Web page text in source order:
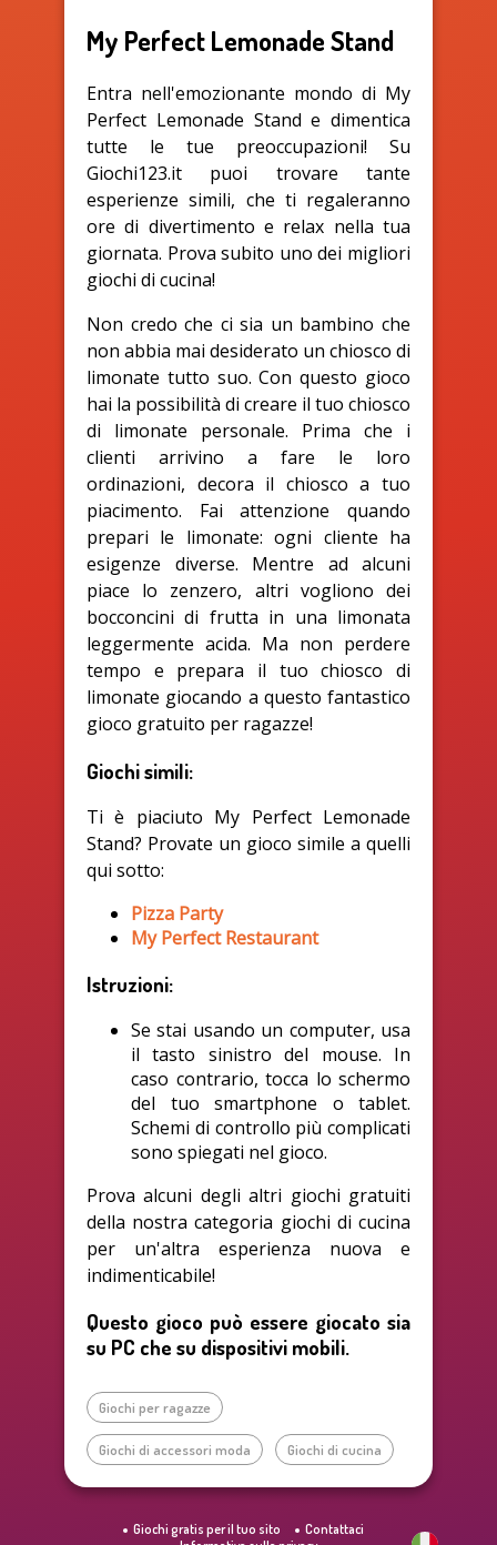
My Perfect Lemonade Stand
Entra nell'emozionante mondo di My
Perfect Lemonade Stand e dimentica
tutte le tue preoccupazioni! Su
Giochi123.it puoi trovare tante
esperienze simili, che ti regaleranno
ore di divertimento e relax nella tua
giornata. Prova subito uno dei migliori
giochi di cucina!
Non credo che ci sia un bambino che
non abbia mai desiderato un chiosco di
limonate tutto suo. Con questo gioco
hai la possibilità di creare il tuo chiosco
di limonate personale. Prima che i
clienti arrivino a fare le loro
ordinazioni, decora il chiosco a tuo
piacimento. Fai attenzione quando
prepari le limonate: ogni cliente ha
esigenze diverse. Mentre ad alcuni
piace lo zenzero, altri vogliono dei
bocconcini di frutta in una limonata
leggermente acida. Ma non perdere
tempo e prepara il tuo chiosco di
limonate giocando a questo fantastico
gioco gratuito per ragazze!
Giochi simili:
Ti è piaciuto My Perfect Lemonade
Stand? Provate un gioco simile a quelli
qui sotto:
Pizza Party
My Perfect Restaurant
Istruzioni:
Se stai usando un computer, usa
il tasto sinistro del mouse. In
caso contrario, tocca lo schermo
del tuo smartphone o tablet.
Schemi di controllo più complicati
sono spiegati nel gioco.
Prova alcuni degli altri giochi gratuiti
della nostra categoria giochi di cucina
per un'altra esperienza nuova e
indimenticabile!
Questo gioco può essere giocato sia
su PC che su dispositivi mobili.
Giochi per ragazze
Giochi di accessori moda Giochi di cucina
Giochi gratis per il tuo sito
Contattaci